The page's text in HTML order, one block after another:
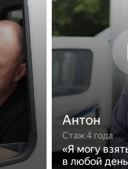
Антон
Стаж 4 года
«Я могу
в любой